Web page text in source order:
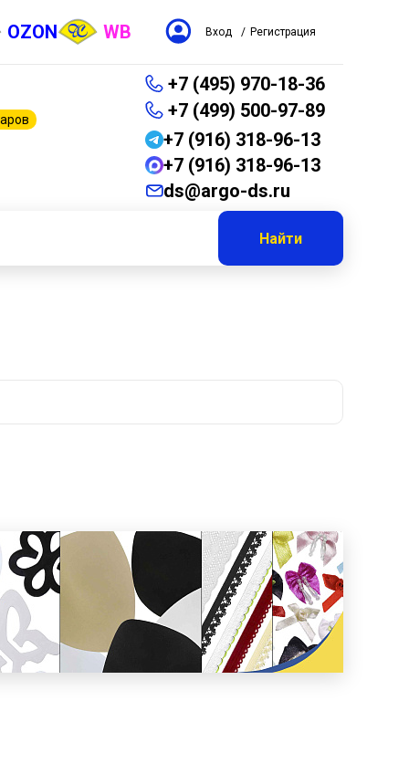
OZON WB Вход / Регистрация
+7 (495) 970-18-36
+7 (499) 500-97-89
+7 (916) 318-96-13
+7 (916) 318-96-13
ds@argo-ds.ru
Найти